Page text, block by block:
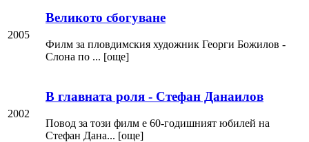
2005
Великото сбогуване
Филм за пловдимския художник Георги Божилов -
Слона по ... [още]
2002
В главната роля - Стефан Данаилов
Повод за този филм е 60-годишният юбилей на
Стефан Дана... [още]